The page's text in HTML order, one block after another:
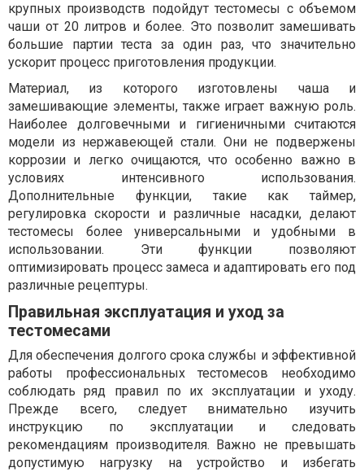
крупных производств подойдут тестомесы с объемом
чаши от 20 литров и более. Это позволит замешивать
большие партии теста за один раз, что значительно
ускорит процесс приготовления продукции.
Материал, из которого изготовлены чаша и
замешивающие элементы, также играет важную роль.
Наиболее долговечными и гигиеничными считаются
модели из нержавеющей стали. Они не подвержены
коррозии и легко очищаются, что особенно важно в
условиях интенсивного использования.
Дополнительные функции, такие как таймер,
регулировка скорости и различные насадки, делают
тестомесы более универсальными и удобными в
использовании. Эти функции позволяют
оптимизировать процесс замеса и адаптировать его под
различные рецептуры.
Правильная эксплуатация и уход за
тестомесами
Для обеспечения долгого срока службы и эффективной
работы профессиональных тестомесов необходимо
соблюдать ряд правил по их эксплуатации и уходу.
Прежде всего, следует внимательно изучить
инструкцию по эксплуатации и следовать
рекомендациям производителя. Важно не превышать
допустимую нагрузку на устройство и избегать